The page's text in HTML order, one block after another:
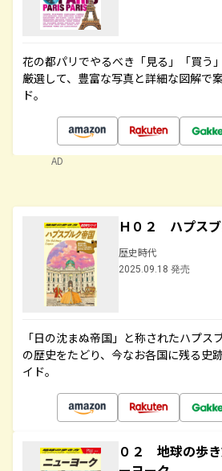
花の都パリでやるべき「見る」「買う
厳選して、豊富な写真と詳細な図解で
ド。
AD
Ｈ０２ ハプス
歴史時代
2025.09.18 発売
「日の沈まぬ帝国」と称されたハプス
の歴史をたどり、今なお各国に残る史
イド。
０２ 地球の歩